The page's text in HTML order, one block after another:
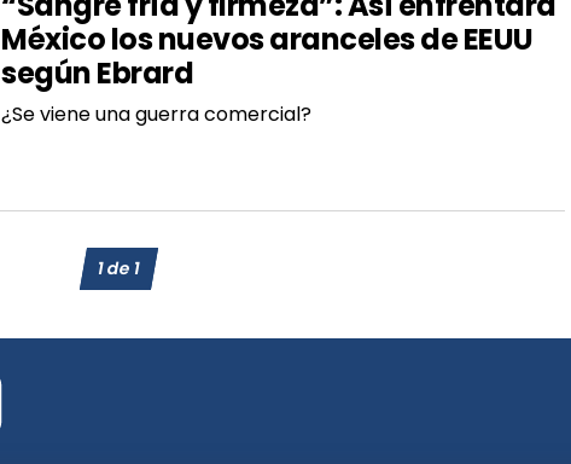
México los nuevos aranceles de EEUU
según Ebrard
¿Se viene una guerra comercial?
1de1